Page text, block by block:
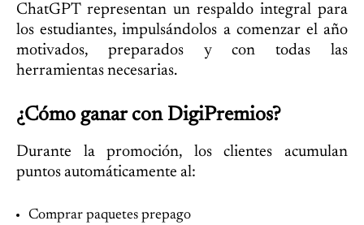
ChatGPT representan un respaldo integral para
los estudiantes, impulsándolos a comenzar el año
motivados, preparados y con todas las
herramientas necesarias.
¿Cómo ganar con DigiPremios?
Durante la promoción, los clientes acumulan
puntos automáticamente al:
Comprar paquetes prepago